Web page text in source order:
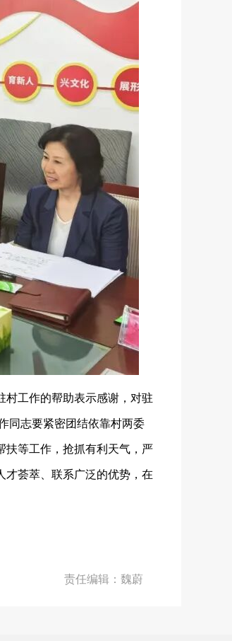
工作的帮助表示感谢，对驻
同志要紧密团结依靠村两委
扶等工作，抢抓有利天气，严
才荟萃、联系广泛的优势，在
责任编辑：魏蔚